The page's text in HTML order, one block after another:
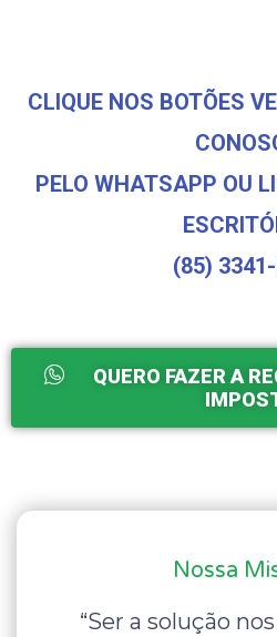
CLIQUE NOS BOTÕES
PELO WHATSAPP OU
(85)
QUERO FAZER A
Nossa
“Ser a solução